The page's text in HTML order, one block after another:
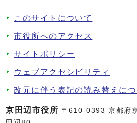
このサイトについて
市役所へのアクセス
サイトポリシー
ウェブアクセシビリティ
改元に伴う表記の読み替えにつ
京田辺市役所 〒610-0393 京都府